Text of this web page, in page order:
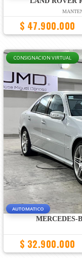
$ 47.900.000
CONSIGNACION VIRTUAL
AUTOMATICO
MERCEDES-
$ 32.900.000